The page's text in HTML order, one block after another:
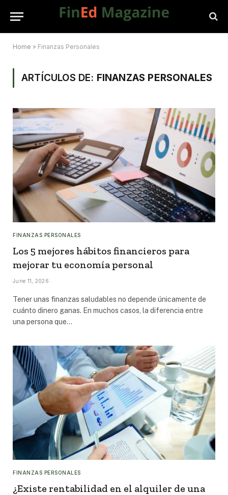
Home » Finanzas Personales
ARTÍCULOS DE: FINANZAS PERSONALES
FINANZAS PERSONALES
Los 5 mejores hábitos financieros para
mejorar tu economía personal
June 11, 2026
Tener unas finanzas saludables no depende únicamente de
cuánto dinero ganas. En muchos casos, la diferencia entre
una persona que…
FINANZAS PERSONALES
¿Existe rentabilidad en el alquiler de una